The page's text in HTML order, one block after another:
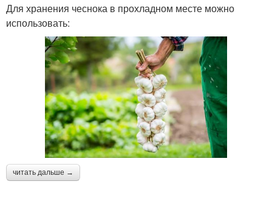
Для хранения чеснока в прохладном месте можно
использовать:
читать дальше →